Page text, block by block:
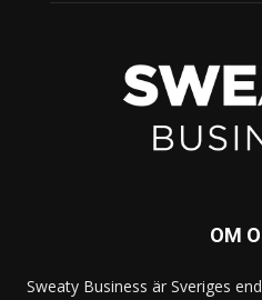
OM
Sweaty Business är Sveriges